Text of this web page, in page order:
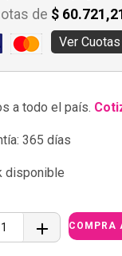
de $ 60.721,21
Ver Cuotas
a todo el país.
365 días
disponible